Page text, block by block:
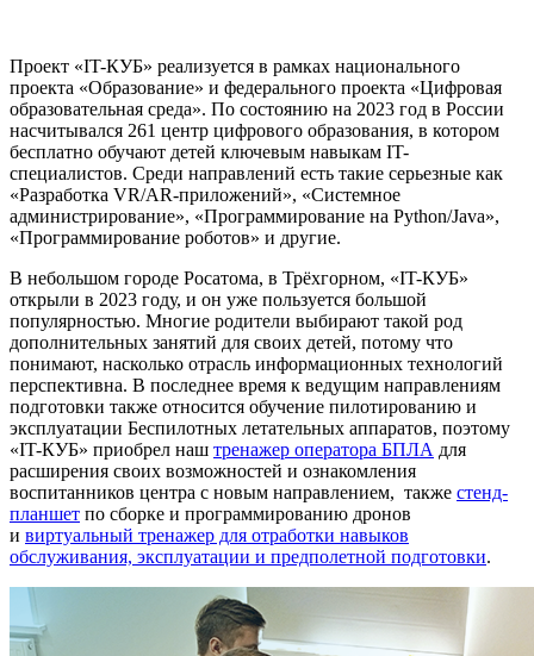
Проект «IT-КУБ» реализуется в рамках национального
проекта «Образование» и федерального проекта «Цифровая
образовательная среда». По состоянию на 2023 год в России
насчитывался 261 центр цифрового образования, в котором
бесплатно обучают детей ключевым навыкам IT-
специалистов. Среди направлений есть такие серьезные как
«Разработка VR/AR-приложений», «Системное
администрирование», «Программирование на Python/Java»,
«Программирование роботов» и другие.
В небольшом городе Росатома, в Трёхгорном, «IT-КУБ»
открыли в 2023 году, и он уже пользуется большой
популярностью. Многие родители выбирают такой род
дополнительных занятий для своих детей, потому что
понимают, насколько отрасль информационных технологий
перспективна. В последнее время к ведущим направлениям
подготовки также относится обучение пилотированию и
эксплуатации Беспилотных летательных аппаратов, поэтому
«IT-КУБ» приобрел наш тренажер оператора БПЛА для
расширения своих возможностей и ознакомления
воспитанников центра с новым направлением, также стенд-
планшет по сборке и программированию дронов
и виртуальный тренажер для отработки навыков
обслуживания, эксплуатации и предполетной подготовки.